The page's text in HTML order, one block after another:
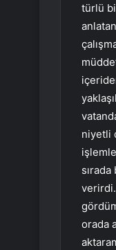
türlü
niyetli
orada